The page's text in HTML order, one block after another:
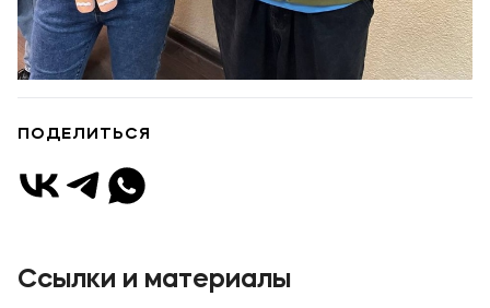
ПОДЕЛИТЬСЯ
Ссылки и материалы